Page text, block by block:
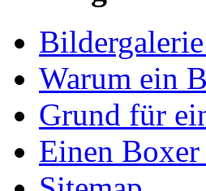
Warum ein
Grund für
Einen Boxer